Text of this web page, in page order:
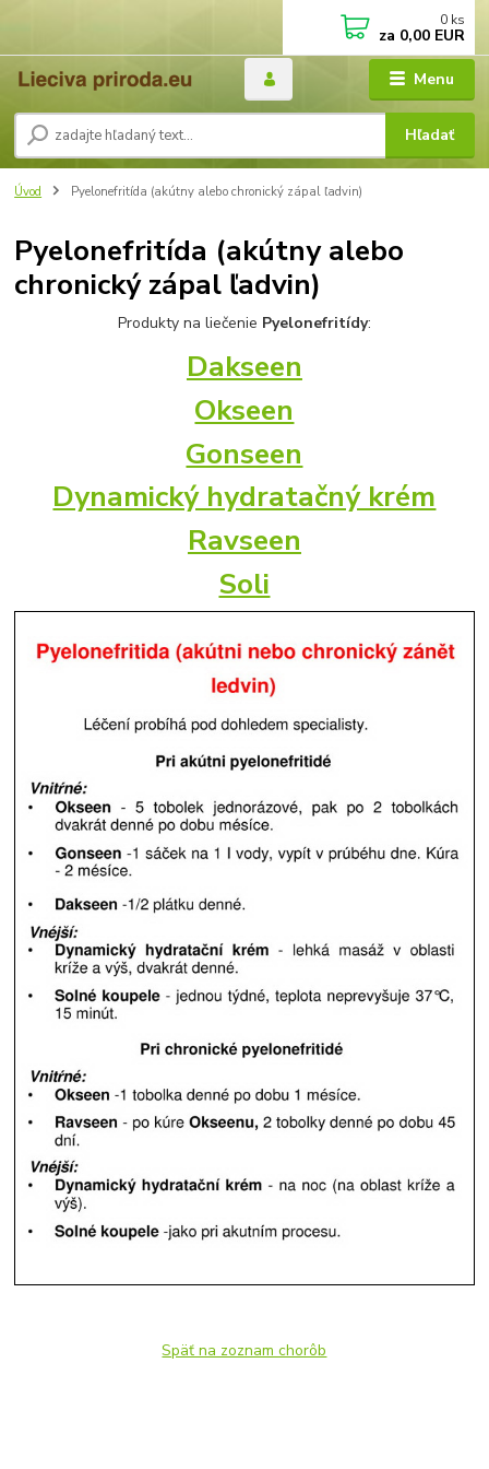
Menu
Hľadať
0 ks
za 0,00 EUR
Úvod Pyelonefritída (akútny alebo chronický zápal ľadvin)
Pyelonefritída (akútny alebo
chronický zápal ľadvin)
Produkty na liečenie Pyelonefritídy:
Dakseen
Okseen
Gonseen
Dynamický hydratačný krém
Ravseen
Soli
Späť na zoznam chorôb